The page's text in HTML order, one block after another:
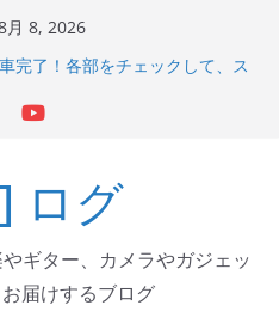
月 8, 2026
ントISSサスの動きが判ったら
た
完了！各部をチェックして、ス
スコーティング行って来た
納税で KGR HARMONY 南部鉄
もらえる！
ログ
ギター、カメラやガジェッ
届けするブログ